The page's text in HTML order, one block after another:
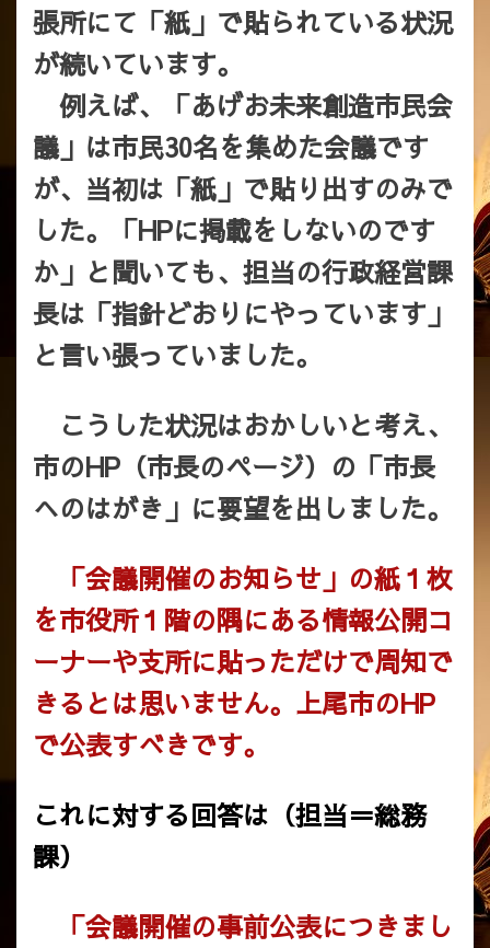
張所にて「紙」で貼られている状況
が続いています。
例えば、「あげお未来創造市民会
議」は市民30名を集めた会議です
が、当初は「紙」で貼り出すのみで
した。「HPに掲載をしないのです
か」と聞いても、担当の行政経営課
長は「指針どおりにやっています」
と言い張っていました。
こうした状況はおかしいと考え、
市のHP（市長のページ）の 「市長
へのはがき」に要望を出しました。
「会議開催のお知らせ」の紙１枚
を市役所１階の隅にある情報公開コ
ーナーや支所に貼っただけで周知で
きるとは思いません。上尾市のHP
で公表すべきです。
これに対する回答は（担当＝総務
課）
「会議開催の事前公表につきまし